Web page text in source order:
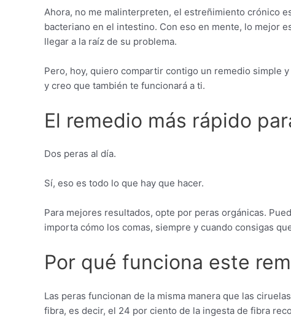
Ahora, no me malinterpreten, el estreñimiento crónico
bacteriano en el intestino. Con eso en mente, lo mejor
llegar a la raíz de su problema.
Pero, hoy, quiero compartir contigo un remedio simple
y creo que también te funcionará a ti.
El remedio más rápido
Dos peras al día.
Sí, eso es todo lo que hay que hacer.
Para mejores resultados, opte por peras orgánicas.
importa cómo los comas, siempre y cuando consigas
Por qué funciona este
Las peras funcionan de la misma manera que las
fibra, es decir, el 24 por ciento de la ingesta de fibra